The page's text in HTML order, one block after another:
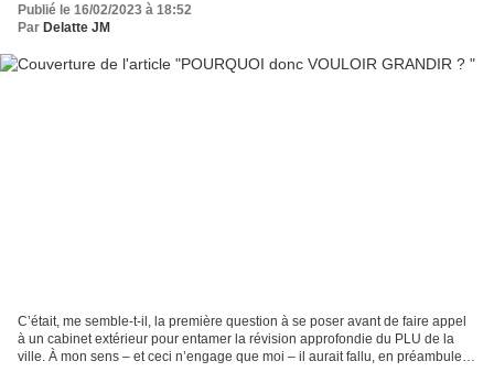
Publié le 16/02/2023 à 18:52
Par Delatte JM
C’était, me semble-t-il, la première question à se poser avant de faire appel
à un cabinet extérieur pour entamer la révision approfondie du PLU de la
ville. À mon sens – et ceci n’engage que moi – il aurait fallu, en préambule,